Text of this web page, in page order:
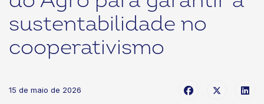
sustentabilidade no
cooperativismo
15 de maio de 2026